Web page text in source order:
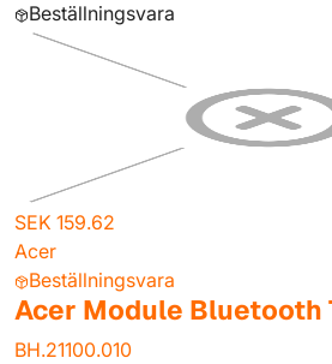
Beställningsvara
SEK 159.62
Acer
Beställningsvara
Acer Module Bluetooth
BH.21100.010